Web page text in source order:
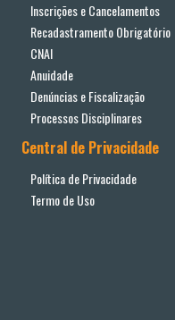
Inscrições e Cancelamentos
Recadastramento Obrigatório
CNAI
Anuidade
Denúncias e Fiscalização
Processos Disciplinares
Central de Privacidade
Política de Privacidade
Termo de Uso